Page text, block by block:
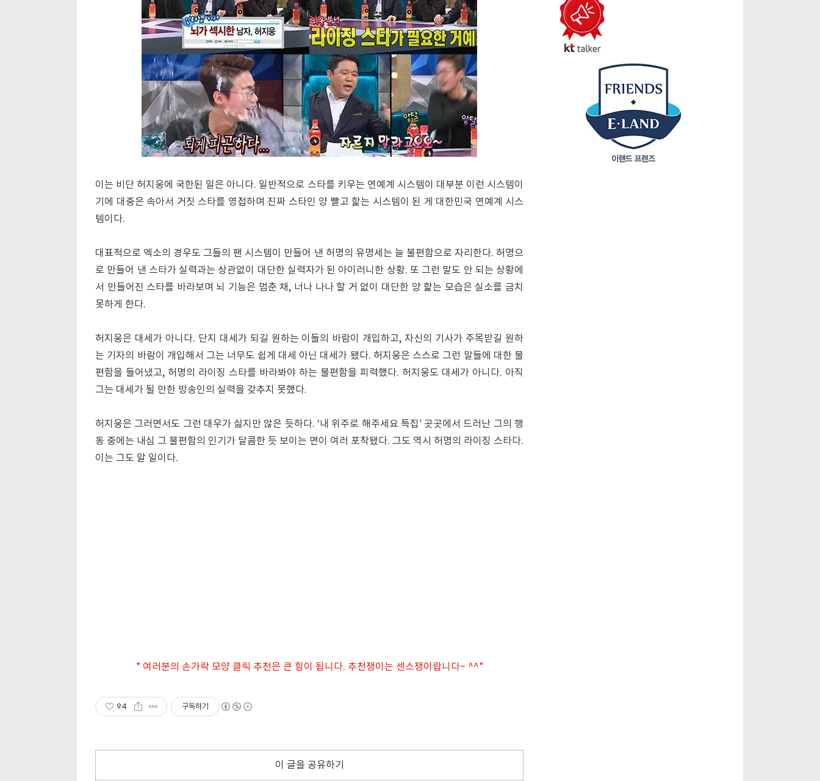
이는 비단 허지웅에 국한된 일은 아니다. 일반적으로 스타를 키우는 연예계 시스템이 대부분 이런 시스템이
기에 대중은 속아서 거짓 스타를 영접하며 진짜 스타인 양 빨고 핥는 시스템이 된 게 대한민국 연예계 시스
템이다.
대표적으로 엑소의 경우도 그들의 팬 시스템이 만들어 낸 허명의 유명세는 늘 불편함으로 자리한다. 허명으
로 만들어 낸 스타가 실력과는 상관없이 대단한 실력자가 된 아이러니한 상황. 또 그런 말도 안 되는 상황에
서 만들어진 스타를 바라보며 뇌 기능은 멈춘 채, 너나 나나 할 거 없이 대단한 양 핥는 모습은 실소를 금치
못하게 한다.
허지웅은 대세가 아니다. 단지 대세가 되길 원하는 이들의 바람이 개입하고, 자신의 기사가 주목받길 원하
는 기자의 바람이 개입해서 그는 너무도 쉽게 대세 아닌 대세가 됐다. 허지웅은 스스로 그런 말들에 대한 불
편함을 들어냈고, 허명의 라이징 스타를 바라봐야 하는 불편함을 피력했다. 허지웅도 대세가 아니다. 아직
그는 대세가 될 만한 방송인의 실력을 갖추지 못했다.
허지웅은 그러면서도 그런 대우가 싫지만 않은 듯하다. ‘내 위주로 해주세요 특집’ 곳곳에서 드러난 그의 행
동 중에는 내심 그 불편함의 인기가 달콤한 듯 보이는 면이 여러 포착됐다. 그도 역시 허명의 라이징 스타다.
이는 그도 알 일이다.
* 여러분의 손가락 모양 클릭 추천은 큰 힘이 됩니다. 추천쟁이는 센스쟁이랍니다~ ^^*
94 구독하기
이 글을 공유하기